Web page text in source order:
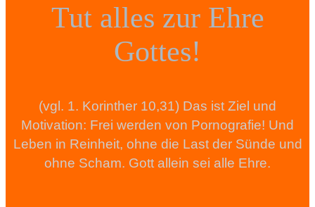
Tut alles zur Ehre
Gottes!
(vgl. 1. Korinther 10,31) Das ist Ziel und
Motivation: Frei werden von Pornografie! Und
Leben in Reinheit, ohne die Last der Sünde und
ohne Scham. Gott allein sei alle Ehre.